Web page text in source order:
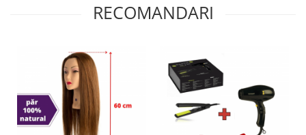
RECOMANDARI